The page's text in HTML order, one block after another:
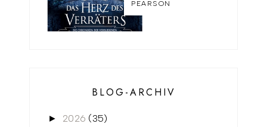
PEARSON
BLOG-ARCHIV
► 2026 (35)